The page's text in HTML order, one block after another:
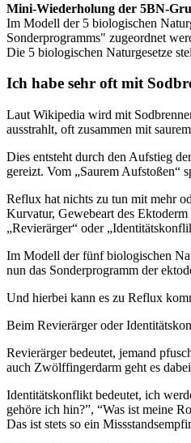
Mini-Wiederholung der 5BN-
Im Modell der 5 biologischen
Sonderprogramms" zugeordnet
Die 5 biologischen Naturgesetze
Ich habe sehr oft mit
Laut Wikipedia wird mit
ausstrahlt, oft zusammen mit
Dies entsteht durch den Aufstieg
gereizt. Vom „Saurem Aufstoßen“
Reflux hat nichts zu tun mit mehr
Kurvatur, Gewebeart des
„Revierärger“ oder
Im Modell der fünf biologischen
nun das Sonderprogramm der
Und hierbei kann es zu Reflux
Beim Revierärger oder
Revierärger bedeutet, jemand
auch Zwölffingerdarm geht es
Identitätskonflikt bedeutet, ich
gehöre ich hin?”, “Was ist meine
Das ist stets so ein